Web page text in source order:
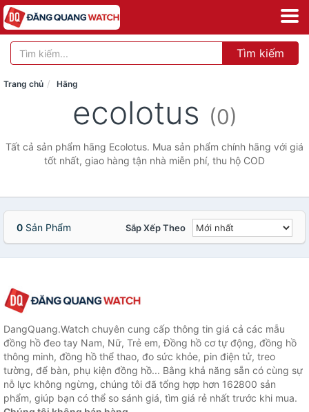
Tìm kiếm
Trang chủ Hãng
ecolotus (0)
Tất cả sản phẩm hãng Ecolotus. Mua sản phẩm chính hãng với giá
tốt nhất, giao hàng tận nhà miễn phí, thu hộ COD
0 Sản Phẩm Sắp Xếp Theo
DangQuang.Watch chuyên cung cấp thông tin giá cả các mẫu
đồng hồ đeo tay Nam, Nữ, Trẻ em, Đồng hồ cơ tự động, đồng hồ
thông minh, đồng hồ thể thao, đo sức khỏe, pin điện tử, treo
tường, để bàn, phụ kiện đồng hồ... Bằng khả năng sẵn có cùng sự
nỗ lực không ngừng, chúng tôi đã tổng hợp hơn 162800 sản
phẩm, giúp bạn có thể so sánh giá, tìm giá rẻ nhất trước khi mua.